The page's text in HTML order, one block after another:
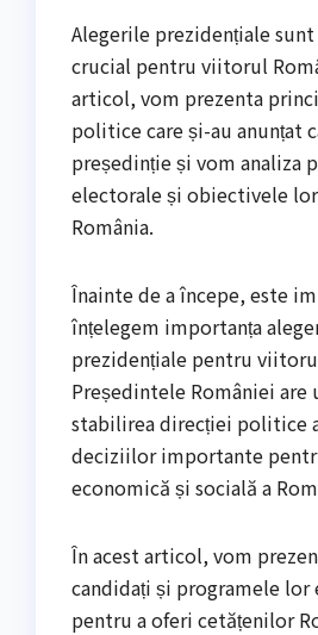
Alegerile prezidențiale
crucial pentru viitorul
articol, vom prezenta
politice care și-au anunțat
președinție și vom analiza
electorale și obiectivele
România.
Înainte de a începe, este
înțelegem importanța
prezidențiale pentru
Președintele României are
stabilirea direcției politice
deciziilor importante
economică și socială a
În acest articol, vom
candidați și programele
pentru a oferi cetățenilor